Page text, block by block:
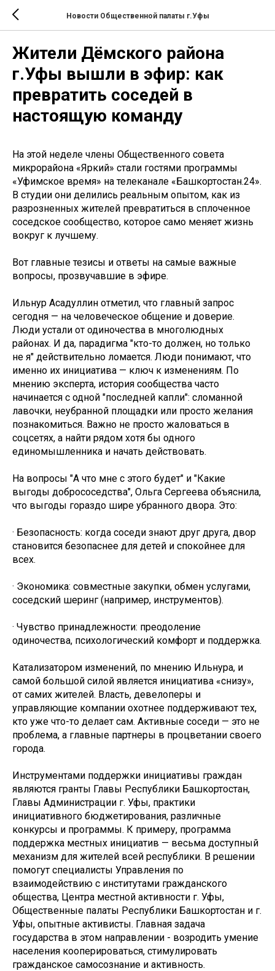
Новости Общественной палаты г.Уфы
Жители Дёмского района
г.Уфы вышли в эфир: как
превратить соседей в
настоящую команду
На этой неделе члены Общественного совета
микрорайона «Яркий» стали гостями программы
«Уфимское время» на телеканале «Башкортостан.24».
В студии они делились реальным опытом, как из
разрозненных жителей превратиться в сплоченное
соседское сообщество, которое само меняет жизнь
вокруг к лучшему.
Вот главные тезисы и ответы на самые важные
вопросы, прозвучавшие в эфире.
Ильнур Асадуллин отметил, что главный запрос
сегодня — на человеческое общение и доверие.
Люди устали от одиночества в многолюдных
районах. И да, парадигма "кто-то должен, но только
не я" действительно ломается. Люди понимают, что
именно их инициатива — ключ к изменениям. По
мнению эксперта, история сообщества часто
начинается с одной "последней капли": сломанной
лавочки, неубранной площадки или просто желания
познакомиться. Важно не просто жаловаться в
соцсетях, а найти рядом хотя бы одного
единомышленника и начать действовать.
На вопросы "А что мне с этого будет" и "Какие
выгоды добрососедства", Ольга Сергеева объяснила,
что выгоды гораздо шире убранного двора. Это:
· Безопасность: когда соседи знают друг друга, двор
становится безопаснее для детей и спокойнее для
всех.
· Экономика: совместные закупки, обмен услугами,
соседский шеринг (например, инструментов).
· Чувство принадлежности: преодоление
одиночества, психологический комфорт и поддержка.
Катализатором изменений, по мнению Ильнура, и
самой большой силой является инициатива «снизу»,
от самих жителей. Власть, девелоперы и
управляющие компании охотнее поддерживают тех,
кто уже что-то делает сам. Активные соседи — это не
проблема, а главные партнеры в процветании своего
города.
Инструментами поддержки инициативы граждан
являются гранты Главы Республики Башкортостан,
Главы Администрации г. Уфы, практики
инициативного бюджетирования, различные
конкурсы и программы. К примеру, программа
поддержка местных инициатив — весьма доступный
механизм для жителей всей республики. В решении
помогут специалисты Управления по
взаимодействию с институтами гражданского
общества, Центра местной активности г. Уфы,
Общественные палаты Республики Башкортостан и г.
Уфы, опытные активисты. Главная задача
государства в этом направлении - возродить умение
населения кооперироваться, стимулировать
гражданское самосознание и активность.